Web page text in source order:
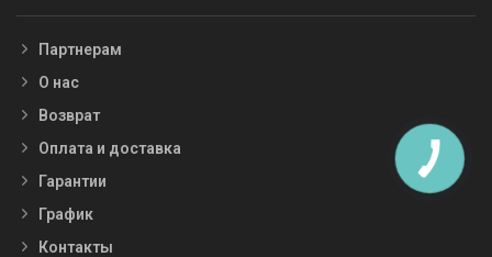
Партнерам
О нас
Возврат
Оплата и доставка
Гарантии
График
Контакты